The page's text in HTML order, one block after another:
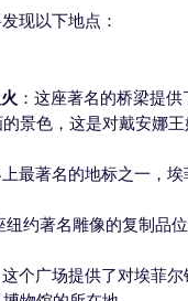
现以下地点：
：这座著名的桥梁提
景色，这是对戴安娜王
最著名的地标之一，
纽约著名雕像的复制品位
这个广场提供了对埃菲